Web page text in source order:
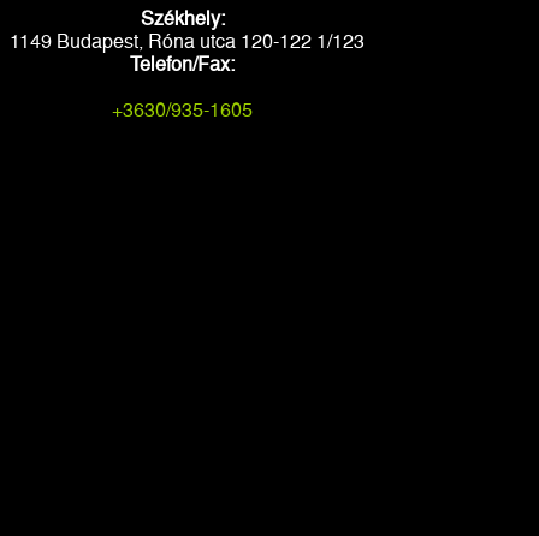
Székhely:
1149 Budapest, Róna utca 120-122 1/123
Telefon/Fax:
+3630/935-1605